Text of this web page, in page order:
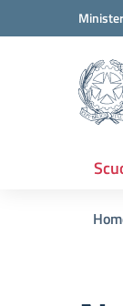
Vai ai contenuti
Vai al menu di